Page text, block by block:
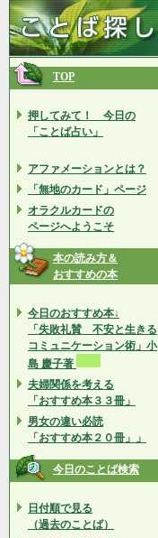
TOP
押してみて！ 今日の
「ことば占い」
アファメーションとは？
「無地のカード」ページ
オラクルカードの
ページへようこそ
本の読み方＆
おすすめの本
今日のおすすめ本↓
「失敗礼賛 不安と生きる
コミュニケーション術」小
島 慶子著
夫婦関係を考える
「おすすめ本３３冊」
男女の違い必読
「おすすめ本２０冊」」
今日のことば検索
日付順で見る
（過去のことば）